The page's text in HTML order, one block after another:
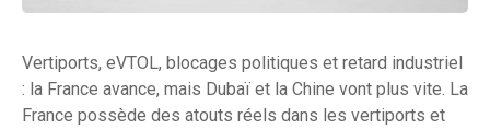
Vertiports, eVTOL, blocages politiques et retard industriel
: la France avance, mais Dubaï et la Chine vont plus vite. La
France possède des atouts réels dans les vertiports et